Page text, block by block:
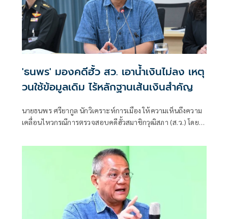
'ธนพร' มองคดีฮั้ว สว. เอาน้ำเงินไม่ลง เหตุ
วนใช้ข้อมูลเดิม ไร้หลักฐานเส้นเงินสำคัญ
นายธนพร ศรียากูล นักวิเคราะห์การเมือง ให้ความเห็นถึงความ
เคลื่อนไหวกรณีการตรวจสอบคดีฮั้วสมาชิกวุฒิสภา (ส.ว.) โดย
มาอย่างต่อเนื่อง และไม่น่าจะทำให้ผลของคดีเปลี่ยนแปลงไป
จากเดิม นายธนพรกล่าวว่า ในช่วงที่ พ.ต.อ.ทวี สอดส่อง ดำรง
ตำแหน่งรัฐมนตรีว่าการกระทรวงยุติธรรม และกำกับดูแลกรม
สอบสวนคดีพิเศษ (DSI) และ นายภูมิธรรม เวชชยชัย